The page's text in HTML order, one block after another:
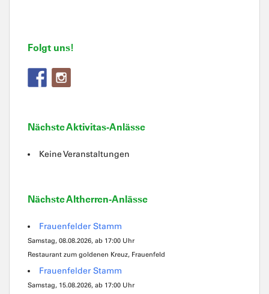
Folgt uns!
Nächste Aktivitas-Anlässe
Keine Veranstaltungen
Nächste Altherren-Anlässe
Frauenfelder Stamm
Samstag, 08.08.2026, ab 17:00 Uhr
Restaurant zum goldenen Kreuz, Frauenfeld
Frauenfelder Stamm
Samstag, 15.08.2026, ab 17:00 Uhr